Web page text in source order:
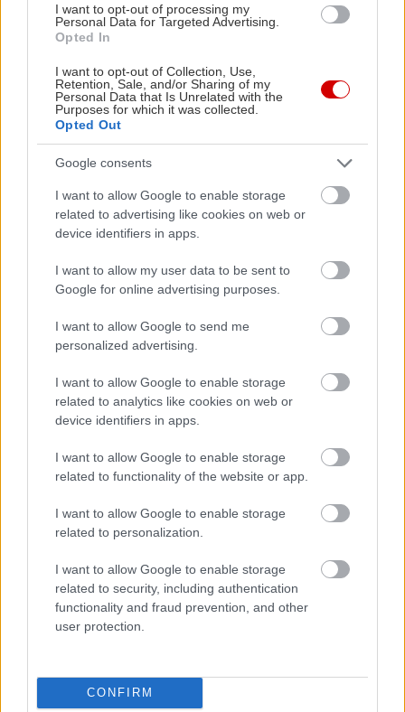
I want to opt-out of processing my
Personal Data for Targeted Advertising.
Opted In
I want to opt-out of Collection, Use,
Retention, Sale, and/or Sharing of my
Personal Data that Is Unrelated with the
Purposes for which it was collected.
Opted Out
Google consents
I want to allow Google to enable storage
related to advertising like cookies on web or
device identifiers in apps.
I want to allow my user data to be sent to
Google for online advertising purposes.
I want to allow Google to send me
personalized advertising.
I want to allow Google to enable storage
related to analytics like cookies on web or
device identifiers in apps.
I want to allow Google to enable storage
related to functionality of the website or app.
I want to allow Google to enable storage
related to personalization.
I want to allow Google to enable storage
related to security, including authentication
functionality and fraud prevention, and other
user protection.
CONFIRM
Ηρώ Κουνάδη
επαρχία που της έμαθε να εκτιμάει την Αθήνα. Αγαπάει τα
ταξίδια, το θέατρο, τις γάτες της και τα βιβλία του Χούλιο
Κορτάσαρ, και πιστεύει ακράδαντα στο ρητό που λέει ότι «οι
μόνοι νορμάλ άνθρωποι είναι αυτοί που δεν ξέρεις καλά».
Σπούδασε Επικοινωνία και ΜΜΕ στο Πανεπιστήμιο Αθηνών
όταν ακόμα το internet το λέγαμε «νέα μέσα» και ήρθε στο
in2life το 2006, για να γράφει για ταξίδια. Έμεινε για όλα τα
άλλα.
Διαβάστε επίσης